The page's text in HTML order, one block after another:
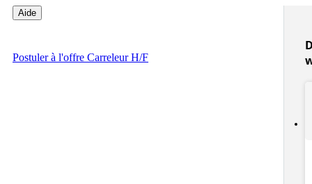
Aide
Postulerà l'offre Carreleur H/F